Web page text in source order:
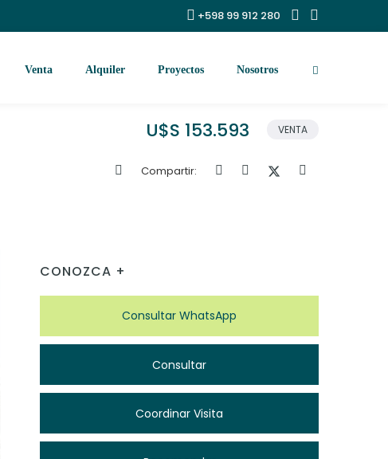
+598 99 912 280
Venta Alquiler Proyectos Nosotros
U$S 153.593 VENTA
Compartir:
CONOZCA +
Consultar WhatsApp
Consultar
Coordinar Visita